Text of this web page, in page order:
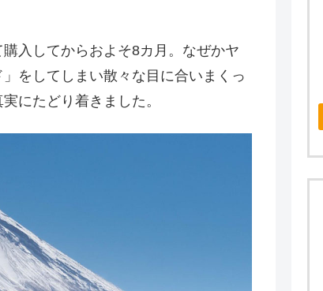
入してからおよそ8カ月。なぜかヤ
をしてしまい散々な目に合いまくっ
にたどり着きました。